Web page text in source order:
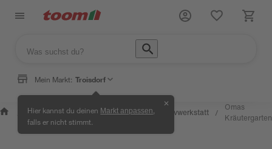
Mein Markt: Troisdorf
Hier kannst du deinen Markt anpassen
falls er nicht stimmt.
✕
Wissen &
Service
/
Selbermachen &
Ratgeber
/ Kreativwerkstatt /
Omas
Kräutergarten